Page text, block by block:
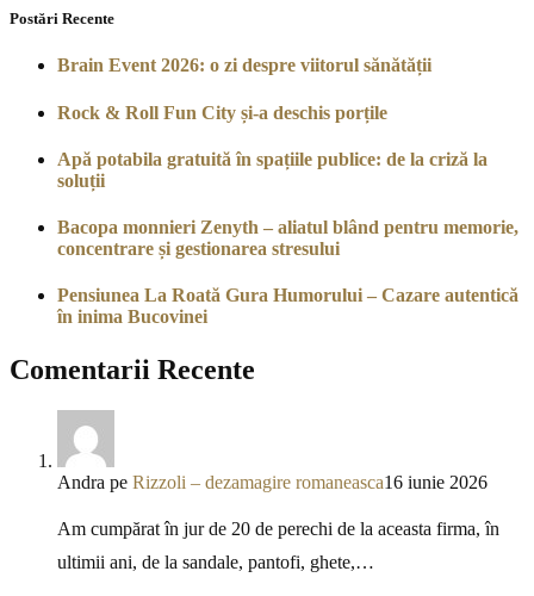
Postări Recente
Brain Event 2026: o zi despre viitorul sănătății
Rock & Roll Fun City și-a deschis porțile
Apă potabila gratuită în spațiile publice: de la criză la
soluții
Bacopa monnieri Zenyth – aliatul blând pentru memorie,
concentrare și gestionarea stresului
Pensiunea La Roată Gura Humorului – Cazare autentică
în inima Bucovinei
Comentarii Recente
Andra pe Rizzoli – dezamagire romaneasca16 iunie 2026
Am cumpărat în jur de 20 de perechi de la aceasta firma, în
ultimii ani, de la sandale, pantofi, ghete,…